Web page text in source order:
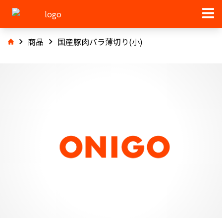
商品 国産豚肉バラ薄切り(小)